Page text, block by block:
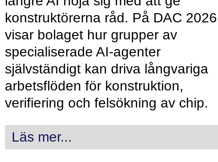
konstruktörerna råd. På DAC 2026
visar bolaget hur grupper av
specialiserade AI-agenter
självständigt kan driva långvariga
arbetsflöden för konstruktion,
verifiering och felsökning av chip.
Läs mer...